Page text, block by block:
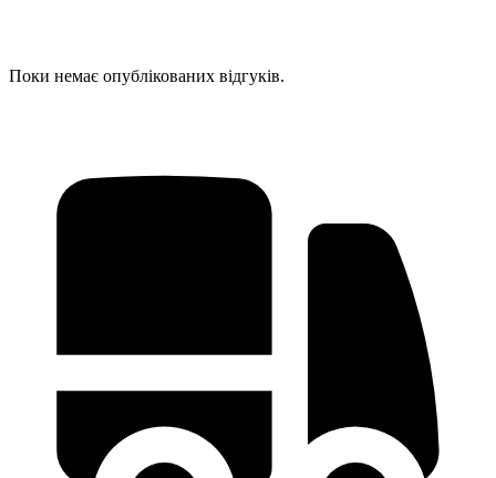
Поки немає опублікованих відгуків.